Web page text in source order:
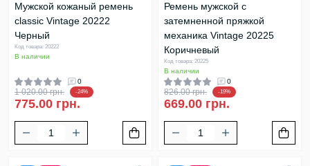
Мужской кожаный ремень
classic Vintage 20222
Черный
Код товара: 20222
В наличии
0
1 020.00 грн. -24%
775.00 грн.
Ремень мужской с
затемненной пряжкой
механика Vintage 20225
Коричневый
Код товара: 20225
В наличии
0
826.00 грн. -19%
669.00 грн.